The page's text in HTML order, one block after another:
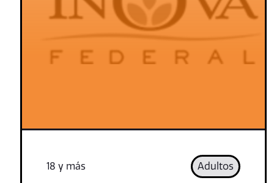
18 y más Adultos